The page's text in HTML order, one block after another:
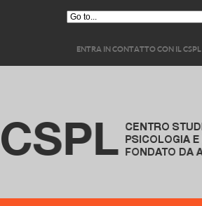
ENTRA IN CONTATTO CON IL CSPL